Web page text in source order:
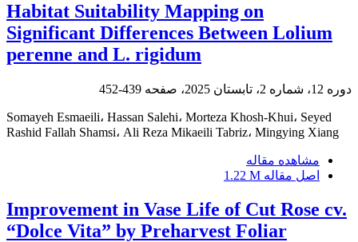
Habitat Suitability Mapping on
Significant Differences Between Lolium
perenne and L. rigidum
دوره 12، شماره 2، تابستان 2025، صفحه 439-452
Somayeh Esmaeili، Hassan Salehi، Morteza Khosh-Khui، Seyed
Rashid Fallah Shamsi، Ali Reza Mikaeili Tabriz، Mingying Xiang
مشاهده مقاله
اصل مقاله 1.22 M
Improvement in Vase Life of Cut Rose cv.
“Dolce Vita” by Preharvest Foliar